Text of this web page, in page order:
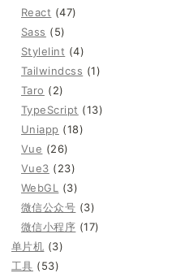
React (47)
Sass (5)
Stylelint (4)
Tailwindcss (1)
Taro (2)
TypeScript (13)
Uniapp (18)
Vue (26)
Vue3 (23)
WebGL
(3)
微信公众号 (3)
微信小程序 (17)
单片机 (3)
工具 (53)